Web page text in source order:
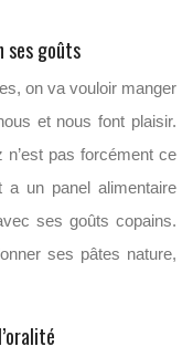
ses goûts
on va vouloir manger
et nous font plaisir.
pas forcément ce
a un panel alimentaire
ses goûts copains.
ses pâtes nature,